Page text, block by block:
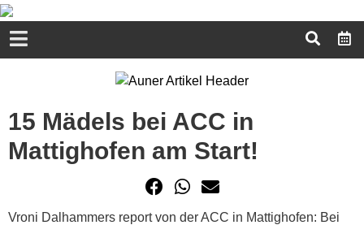
15 Mädels bei ACC in
Mattighofen am Start!
Vroni Dalhammers report von der ACC in Mattighofen: Bei